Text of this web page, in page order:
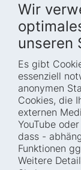
Wir
unseren
Es gibt
essenziell
anonymen
Cookies, die
externen
YouTube
dass -
Funktionen
Weitere
Startseite
Wer wir sind
Wie wir
Projekte
Fellowships
Karriere